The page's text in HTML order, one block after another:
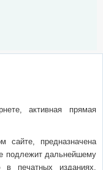
активная прямая
сайте, предназначена
подлежит дальнейшему
в печатных изданиях,